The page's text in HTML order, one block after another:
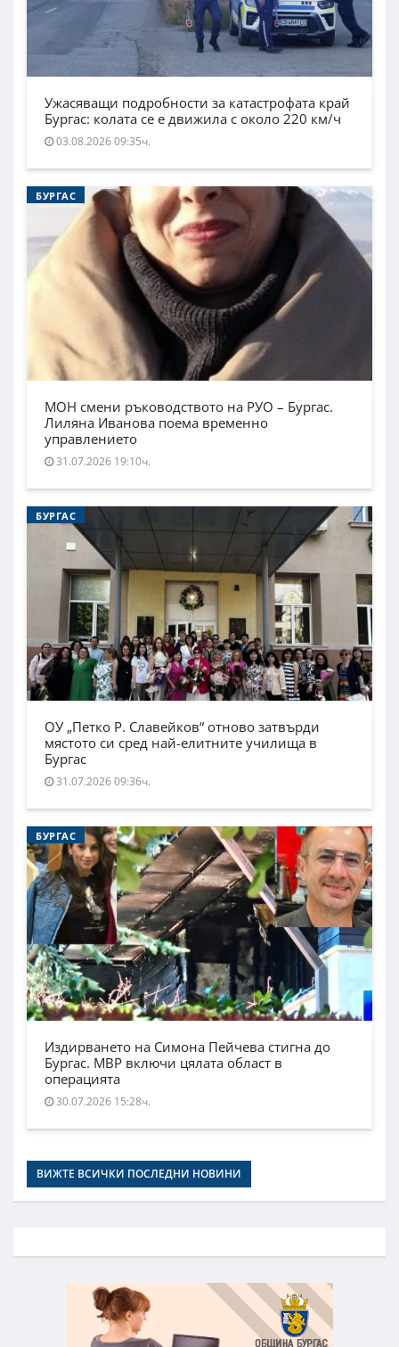
Ужасяващи подробности за катастрофата край
Бургас: колата се е движила с около 220 км/ч
03.08.2026 09:35ч.
БУРГАС
МОН смени ръководството на РУО – Бургас.
Лиляна Иванова поема временно
управлението
31.07.2026 19:10ч.
БУРГАС
ОУ „Петко Р. Славейков“ отново затвърди
мястото си сред най-елитните училища в
Бургас
31.07.2026 09:36ч.
БУРГАС
Издирването на Симона Пейчева стигна до
Бургас. МВР включи цялата област в
операцията
30.07.2026 15:28ч.
ВИЖТЕ ВСИЧКИ ПОСЛЕДНИ НОВИНИ